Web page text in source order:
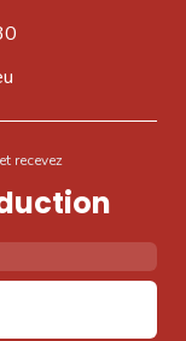
recevez